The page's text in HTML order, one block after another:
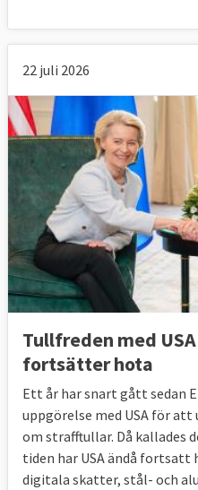
22 juli 2026
Tullfreden med
fortsätter hota
Ett år har snart gått sedan
uppgörelse med USA för
om strafftullar. Då kallades
tiden har USA ändå
digitala skatter, stål- och